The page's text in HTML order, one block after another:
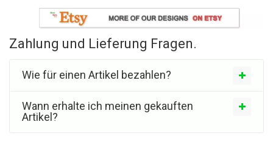
Zahlung und Lieferung Fragen.
Wie für einen Artikel bezahlen?
Wann erhalte ich meinen gekauften
Artikel?